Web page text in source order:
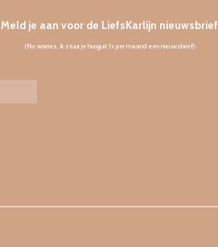
Meld je aan voor de LiefsKarlijn nieuwsbrief
(No worries, ik stuur je hooguit 1x per maand een nieuwsbrief)